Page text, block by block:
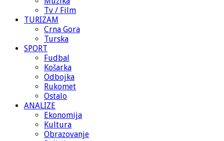
Tv / Film
TURIZAM
Crna Gora
Turska
SPORT
Fudbal
Košarka
Odbojka
Rukomet
Ostalo
ANALIZE
Ekonomija
Kultura
Obrazovanje